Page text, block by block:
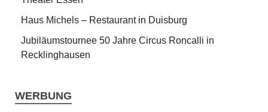
Haus Michels – Restaurant in Duisburg
Jubiläumstournee 50 Jahre Circus Roncalli in
Recklinghausen
WERBUNG